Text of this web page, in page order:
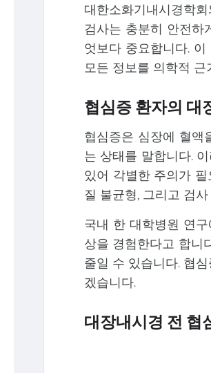
대한소화기내시경학
검사는 충분히 안전하
엇보다 중요합니다.
모든 정보를 의학적
협심증 환자의 대
협심증은 심장에 혈액
는 상태를 말합니다.
있어 각별한 주의가
질 불균형, 그리고 검
국내 한 대학병원 연
상을 경험한다고 합니
줄일 수 있습니다. 협
겠습니다.
대장내시경 전 협